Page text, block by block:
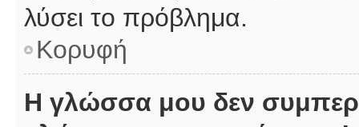
λύσει το πρόβλημα.
Κορυφή
Η γλώσσα μου δεν